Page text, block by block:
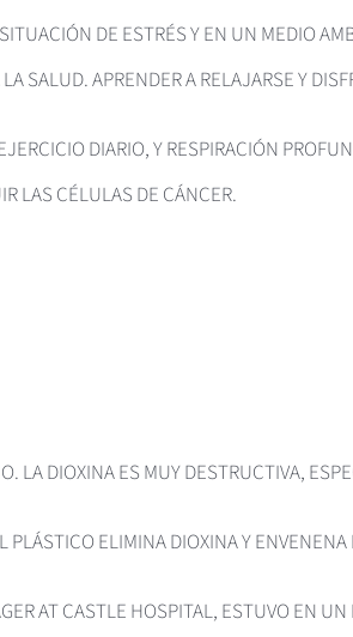
DE ESTRÉS Y EN UN MEDIO
SALUD. APRENDER A RELAJARSE Y
DIARIO, Y RESPIRACIÓN
LAS CÉLULAS DE CÁNCER.
DIOXINA ES MUY DESTRUCTIVA,
ELIMINA DIOXINA Y ENVENENA
AT CASTLE HOSPITAL, ESTUVO EN